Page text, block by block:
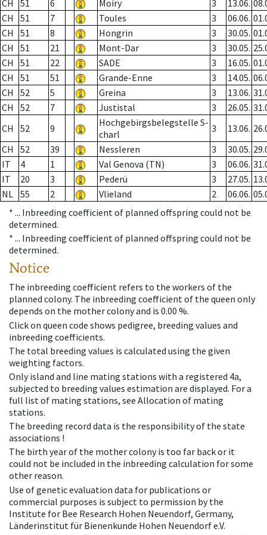
CH 51 6 Moiry 3 13.06.
CH
51 7 Toules 3 06.06.
CH
51 8 Hongrin 3 30.05.
CH
51 21 Mont-Dar 3 30.05.
CH
51 22 SADE 3 16.05.
CH
51 51 Grande-Enne 3 14.05.
CH
52 5 Greina 3 13.06.
CH
52 7 Justistal 3 26.05.
CH
52 9
Hochgebirgsbelegstelle S-
charl
3 13.06.
CH
52 39 Nessleren 3 30.05.
IT
4 1 Val Genova (TN) 3 06.06.
IT
20 3 Pederü 3 27.05.
NL 55 2 Vlieland 2 06.06.
* ... Inbreeding coefficient of planned offspring could not be
determined.
* ... Inbreeding coefficient of planned offspring could not be
determined.
Notice
The inbreeding coefficient refers to the workers of the
planned colony. The inbreeding coefficient of the queen only
depends on the mother colony and is 0.00 %.
Click on queen code shows pedigree, breeding values and
inbreeding coefficients.
The total breeding values is calculated using the given
weighting factors.
Only island and line mating stations with a registered 4a,
subjected to breeding values estimation are displayed. For a
full list of mating stations, see Allocation of mating
stations.
The breeding record data is the responsibility of the state
associations !
The birth year of the mother colony is too far back or it
could not be included in the inbreeding calculation for some
other reason.
Use of genetic evaluation data for publications or
commercial purposes is subject to permission by the
Institute for Bee Research Hohen Neuendorf, Germany,
Länderinstitut für Bienenkunde Hohen Neuendorf e.V.